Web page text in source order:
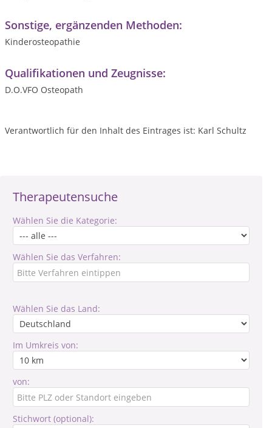
Therapeutensuche
Wählen Sie die Kategorie:
Wählen Sie das Verfahren:
Wählen Sie das Land:
Im Umkreis von:
von:
Stichwort (optional):
Sonstige, ergänzenden Methoden:
Kinderosteopathie
Qualifikationen und Zeugnisse:
D.O.VFO Osteopath
Verantwortlich für den Inhalt des Eintrages ist: Karl Schultz